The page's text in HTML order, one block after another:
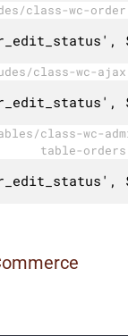
class-wc-
class-wc-
class-wc-
table-